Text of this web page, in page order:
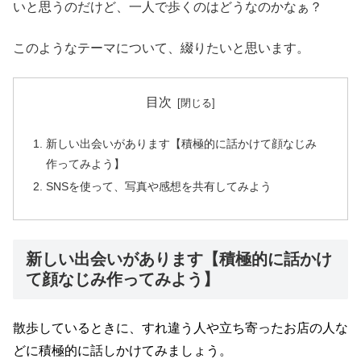
いと思うのだけど、一人で歩くのはどうなのかなぁ？
このようなテーマについて、綴りたいと思います。
目次
新しい出会いがあります【積極的に話かけて顔なじみ
作ってみよう】
SNSを使って、写真や感想を共有してみよう
新しい出会いがあります【積極的に話かけ
て顔なじみ作ってみよう】
散歩しているときに、すれ違う人や立ち寄ったお店の人な
どに積極的に話しかけてみましょう。